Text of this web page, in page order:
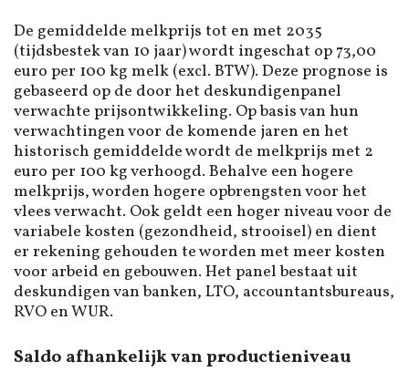
De gemiddelde melkprijs tot en met 2035
(tijdsbestek van 10 jaar) wordt ingeschat op 73,00
euro per 100 kg melk (excl. BTW). Deze prognose is
gebaseerd op de door het deskundigenpanel
verwachte prijsontwikkeling. Op basis van hun
verwachtingen voor de komende jaren en het
historisch gemiddelde wordt de melkprijs met 2
euro per 100 kg verhoogd. Behalve een hogere
melkprijs, worden hogere opbrengsten voor het
vlees verwacht. Ook geldt een hoger niveau voor de
variabele kosten (gezondheid, strooisel) en dient
er rekening gehouden te worden met meer kosten
voor arbeid en gebouwen. Het panel bestaat uit
deskundigen van banken, LTO, accountantsbureaus,
RVO en WUR.
Saldo afhankelijk van productieniveau